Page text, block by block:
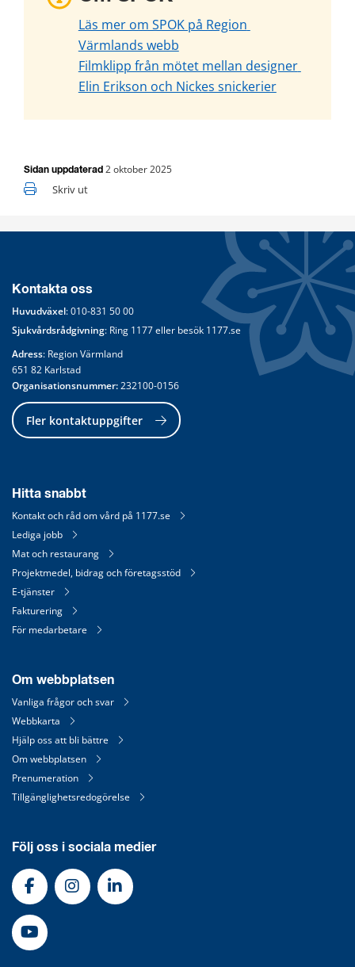
Läs mer om SPOK på Region
Värmlands webb
Filmklipp från mötet mellan designer
Elin Erikson och Nickes snickerier
Sidan uppdaterad 2 oktober 2025
Skriv ut
Kontakta oss
Huvudväxel: 010-831 50 00
Sjukvårdsrådgivning: Ring 1177 eller besök 1177.se
Adress: Region Värmland
651 82 Karlstad
Organisationsnummer: 232100-0156
Fler kontaktuppgifter
Hitta snabbt
Kontakt och råd om vård på 1177.se
Lediga jobb
Mat och restaurang
Projektmedel, bidrag och företagsstöd
E-tjänster
Fakturering
För medarbetare
Om webbplatsen
Vanliga frågor och svar
Webbkarta
Hjälp oss att bli bättre
Om webbplatsen
Prenumeration
Tillgänglighetsredogörelse
Följ oss i sociala medier